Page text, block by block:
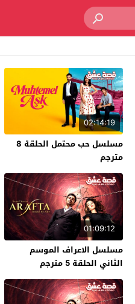
02:14:19
مسلسل حب محتمل الحلقة 8
مترجم
01:09:12
مسلسل الاعراف الموسم
الثاني الحلقة 5 مترجم